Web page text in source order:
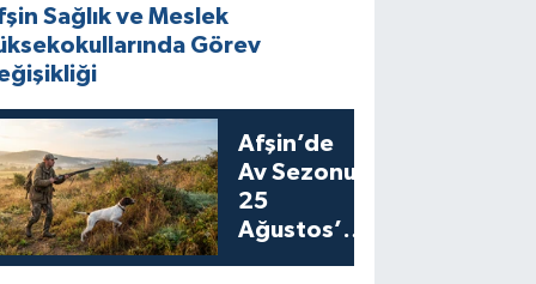
Sağlık ve Meslek
Görev
Afşin’de
Av Sezonu
25
Ağustos’ta